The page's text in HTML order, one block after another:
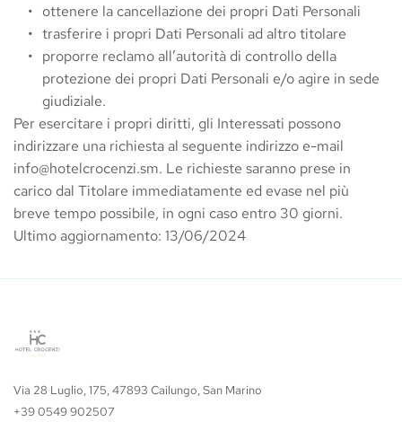
ottenere la cancellazione dei propri Dati Personali
trasferire i propri Dati Personali ad altro titolare
proporre reclamo all’autorità di controllo della
protezione dei propri Dati Personali e/o agire in sede
giudiziale.
Per esercitare i propri diritti, gli Interessati possono
info@hotelcrocenzi.sm. Le richieste saranno prese in
carico dal Titolare immediatamente ed evase nel più
breve tempo possibile, in ogni caso entro 30 giorni.
Ultimo aggiornamento: 13/06/2024
Via 28 Luglio, 175, 47893 Cailungo, San Marino
+39 0549 902507